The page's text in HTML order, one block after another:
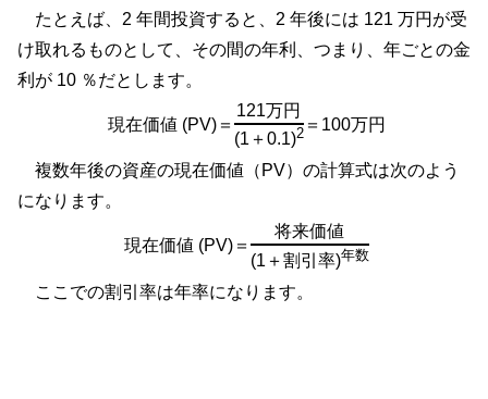
たとえば、2 年間投資すると、2 年後には 121 万円が受
け取れるものとして、その間の年利、つまり、年ごとの金
利が 10 ％だとします。
現在価値 (PV)＝
121万円
＝ 100万円
(1＋0.1)2
複数年後の資産の現在価値（PV）の計算式は次のよう
になります。
現在価値 (PV)＝
将来価値
(1＋割引率)年数
ここでの割引率は年率になります。